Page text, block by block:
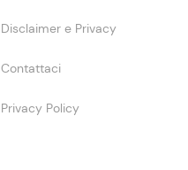
Disclaimer e Privacy
Contattaci
Privacy Policy